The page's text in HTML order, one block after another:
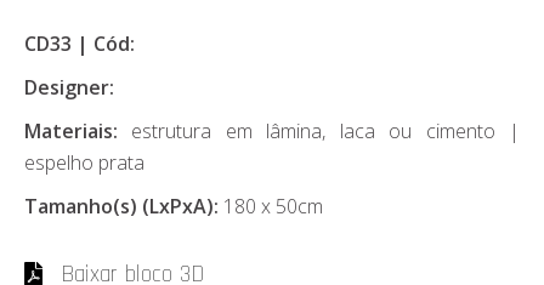
CD33 | Cód:
Designer:
Materiais: estrutura em lâmina, laca ou cimento |
espelho prata
Tamanho(s) (LxPxA): 180 x 50cm
Baixar bloco 3D